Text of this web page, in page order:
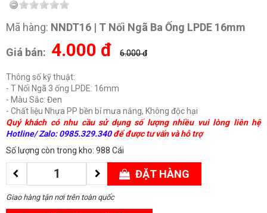
Mã hàng: NNDT16 | T Nối Ngã Ba Ống LPDE 16mm
Giá bán: 4.000 đ 6.000 đ
Thông số kỹ thuật:
- T Nối Ngã 3 ống LPDE: 16mm
- Màu Sắc: Đen
- Chất liệu Nhựa PP bền bỉ mưa nắng, Không độc hại
Quý khách có nhu cầu sử dụng số lượng nhiều vui lòng liên hệ
Hotline/ Zalo: 0985.329.340để được tư vấn và hỗ trợ
Số lượng còn trong kho: 988 Cái
ĐẶT HÀNG
Giao hàng tận nơi trên toàn quốc